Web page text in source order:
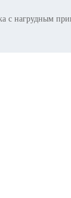
с нагрудным